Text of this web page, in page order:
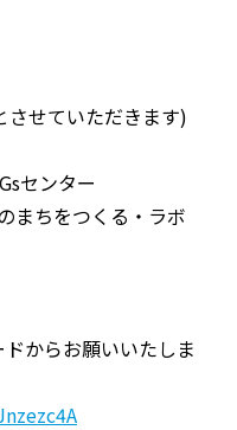
させていただきます)
センター
まちをつくる・ラボ
からお願いいたしま